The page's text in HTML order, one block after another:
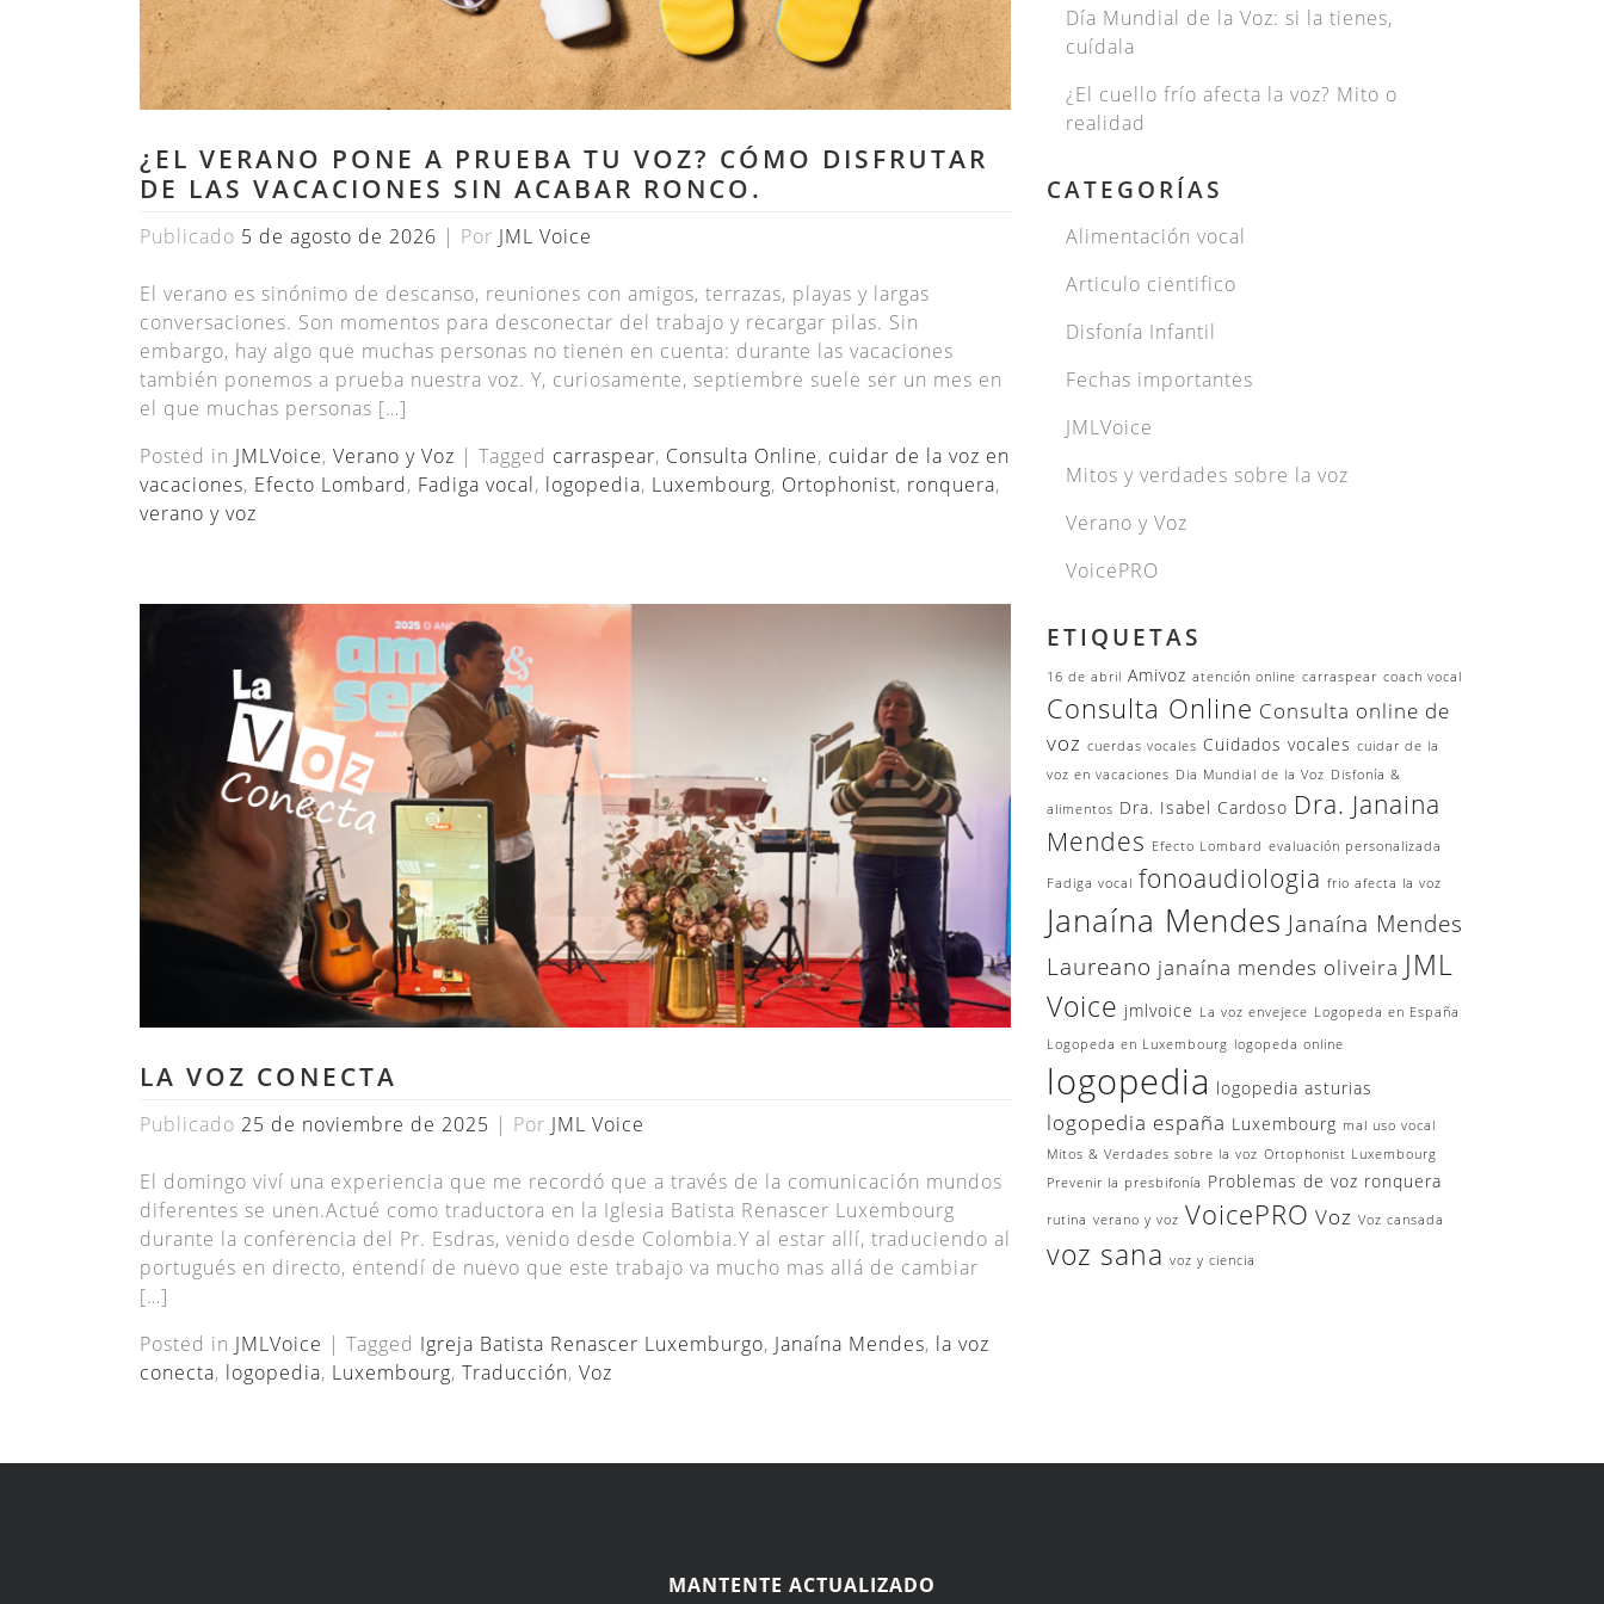
¿EL VERANO PONE A PRUEBA TU VOZ? CÓMO DISFRUTAR
DE LAS VACACIONES SIN ACABAR RONCO.
Publicado 5 de agosto de 2026 | Por JML Voice
El verano es sinónimo de descanso, reuniones con amigos, terrazas, playas y largas
conversaciones. Son momentos para desconectar del trabajo y recargar pilas. Sin
embargo, hay algo que muchas personas no tienen en cuenta: durante las vacaciones
también ponemos a prueba nuestra voz. Y, curiosamente, septiembre suele ser un mes en
el que muchas personas […]
Posted in JMLVoice, Verano y Voz | Tagged carraspear, Consulta Online, cuidar de la voz en
vacaciones, Efecto Lombard, Fadiga vocal, logopedia, Luxembourg, Ortophonist, ronquera,
verano y voz
LA VOZ CONECTA
Publicado 25 de noviembre de 2025 | Por JML Voice
El domingo viví una experiencia que me recordó que a través de la comunicación mundos
diferentes se unen.Actué como traductora en la Iglesia Batista Renascer Luxembourg
durante la conferencia del Pr. Esdras, venido desde Colombia.Y al estar allí, traduciendo al
portugués en directo, entendí de nuevo que este trabajo va mucho mas allá de cambiar
[…]
Posted in JMLVoice | Tagged Igreja Batista Renascer Luxemburgo, Janaína Mendes, la voz
conecta, logopedia, Luxembourg, Traducción, Voz
Día Mundial de la Voz: si la tienes,
cuídala
¿El cuello frío afecta la voz? Mito o
realidad
CATEGORÍAS
Alimentación vocal
Articulo cientifico
Disfonía Infantil
Fechas importantes
JMLVoice
Mitos y verdades sobre la voz
Verano y Voz
VoicePRO
ETIQUETAS
16 de abril Amivoz atención online carraspear coach vocal
Consulta Online Consulta online de
voz cuerdas vocales Cuidados vocales cuidar de la
voz en vacaciones Dia Mundial de la Voz Disfonía &
alimentos Dra. Isabel Cardoso Dra. Janaina
Mendes Efecto Lombard evaluación personalizada
Fadiga vocal fonoaudiologia frio afecta la voz
Janaína Mendes Janaína Mendes
Laureano janaína mendes oliveira JML
Voice jmlvoice La voz envejece Logopeda en España
Logopeda en Luxembourg logopeda online
logopedia logopedia asturias
logopedia españa Luxembourg mal uso vocal
Mitos & Verdades sobre la voz Ortophonist Luxembourg
Prevenir la presbifonía Problemas de voz ronquera
rutina verano y voz VoicePRO Voz Voz cansada
voz sana voz y ciencia
MANTENTE ACTUALIZADO